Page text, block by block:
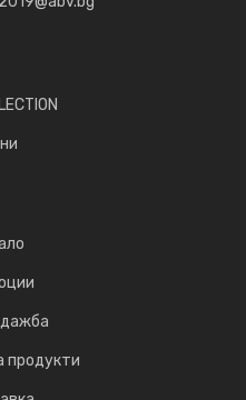
продукти